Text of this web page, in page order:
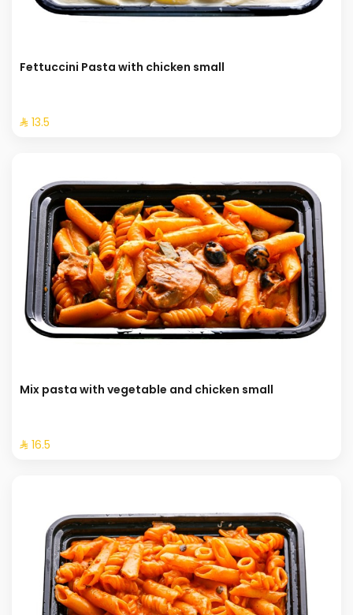
Fettuccini Pasta with chicken small
⁨⁦‪‬ 13.5⁩
Mix pasta with vegetable and chicken small
⁨⁦‪‬ 16.5⁩